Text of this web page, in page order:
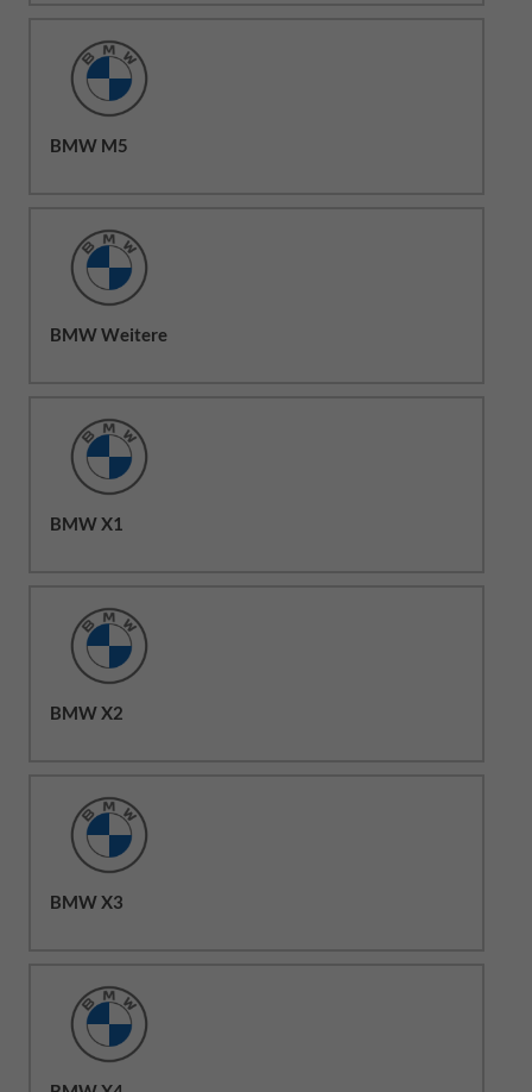
BMW M5
BMW Weitere
BMW X1
BMW X2
BMW X3